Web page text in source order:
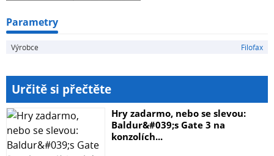
Parametry
Výrobce Filofax
Určitě si přečtěte
Hry zadarmo, nebo se slevou:
Baldur&#039;s Gate 3 na
konzolích...